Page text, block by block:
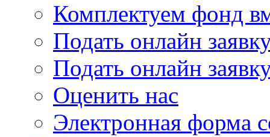
Комплектуем фонд
Подать онлайн
Подать онлайн
Оценить нас
Электронная форма